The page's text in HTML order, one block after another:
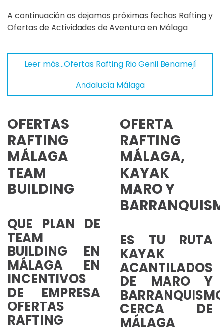
A continuación os dejamos próximas fechas Rafting y
Ofertas de Actividades de Aventura en Málaga
Leer más…Ofertas Rafting Rio Genil Benamejí
Andalucía Málaga
OFERTAS
RAFTING
MÁLAGA
TEAM
BUILDING
QUE PLAN DE
TEAM
BUILDING EN
MÁLAGA EN
INCENTIVOS
DE EMPRESA
OFERTAS
RAFTING
OFERTA
RAFTING
MÁLAGA,
KAYAK
MARO Y
ES TU RUTA
KAYAK
ACANTILADOS
DE MARO Y
CERCA DE
MÁLAGA